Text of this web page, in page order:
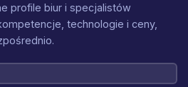
profile biur i specjalistów
technologie i ceny,